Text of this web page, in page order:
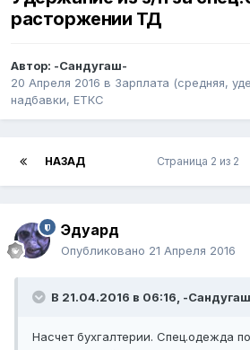
расторжении ТД
Автор: -Сандугаш-
20 Апреля 2016 в Зарплата (средняя,
надбавки, ЕТКС
НАЗАД Страница 2 из 2
Эдуард
Опубликовано 21 Апреля 2016
В 21.04.2016 в 06:16, -
Насчет бухгалтерии. Спец.одежда